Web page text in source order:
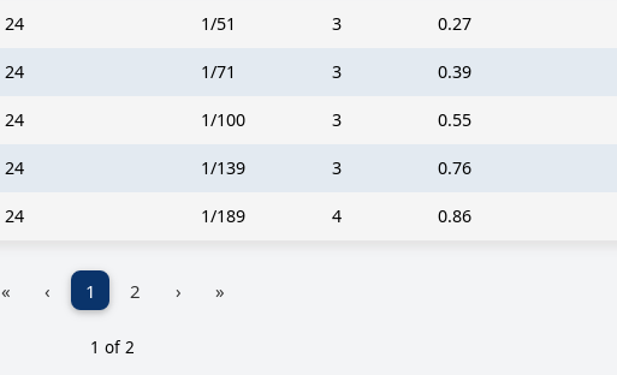
24 1/51 3 0.27
24 1/71 3 0.39
24 1/100 3 0.55
24 1/139 3 0.76
24 1/189 4 0.86
« ‹ 1 2 › »
1 of 2